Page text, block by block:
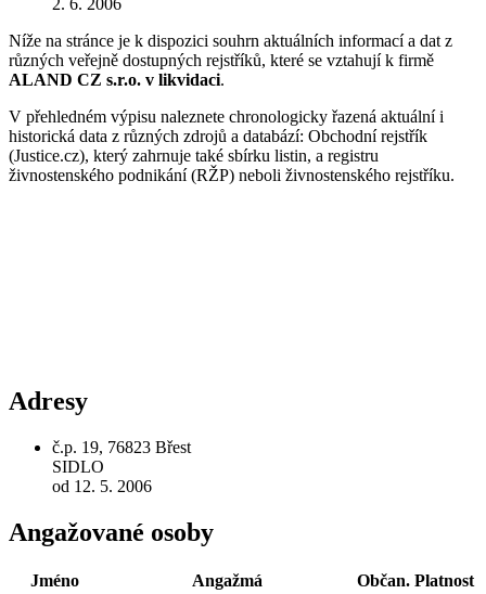
Níže na stránce je k dispozici souhrn aktuálních informací a dat z
různých veřejně dostupných rejstříků, které se vztahují k firmě
ALAND CZ s.r.o. v likvidaci.
V přehledném výpisu naleznete chronologicky řazená aktuální i
historická data z různých zdrojů a databází: Obchodní rejstřík
(Justice.cz), který zahrnuje také sbírku listin, a registru
živnostenského podnikání (RŽP) neboli živnostenského rejstříku.
Adresy
č.p. 19, 76823 Břest
SIDLO
od 12. 5. 2006
Angažované osoby
Jméno Angažmá Občan. Platnost